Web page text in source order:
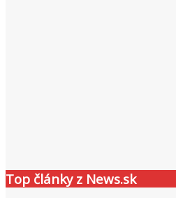
Top články z News.sk